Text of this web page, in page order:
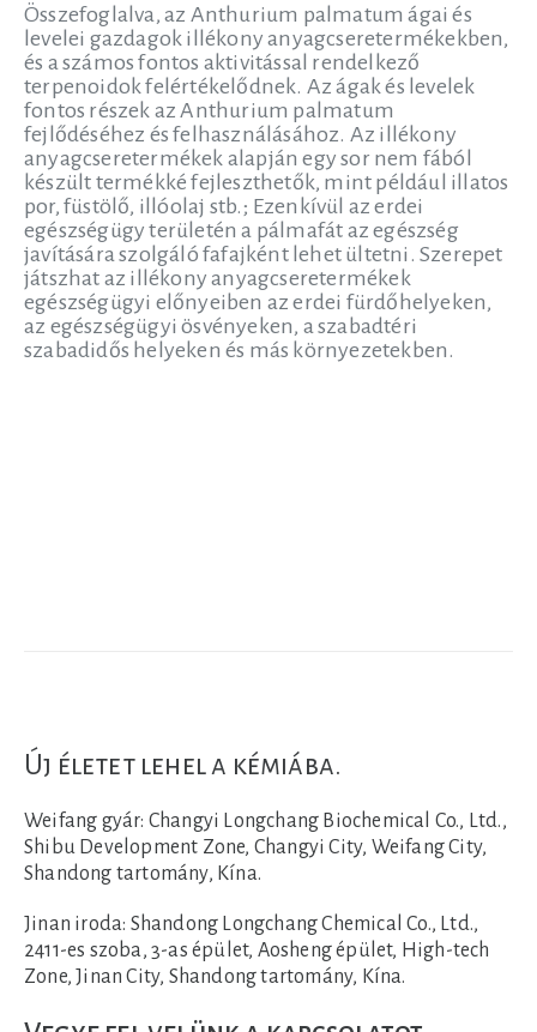
Összefoglalva, az Anthurium palmatum ágai és
levelei gazdagok illékony anyagcseretermékekben,
és a számos fontos aktivitással rendelkező
terpenoidok felértékelődnek. Az ágak és levelek
fontos részek az Anthurium palmatum
fejlődéséhez és felhasználásához. Az illékony
anyagcseretermékek alapján egy sor nem fából
készült termékké fejleszthetők, mint például illatos
por, füstölő, illóolaj stb.; Ezenkívül az erdei
egészségügy területén a pálmafát az egészség
javítására szolgáló fafajként lehet ültetni. Szerepet
játszhat az illékony anyagcseretermékek
egészségügyi előnyeiben az erdei fürdőhelyeken,
az egészségügyi ösvényeken, a szabadtéri
szabadidős helyeken és más környezetekben.
Új életet lehel a kémiába.
Weifang gyár: Changyi Longchang Biochemical Co., Ltd.,
Shibu Development Zone, Changyi City, Weifang City,
Shandong tartomány, Kína.
Jinan iroda: Shandong Longchang Chemical Co., Ltd.,
2411-es szoba, 3-as épület, Aosheng épület, High-tech
Zone, Jinan City, Shandong tartomány, Kína.